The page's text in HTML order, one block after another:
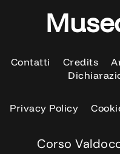
Contatti Credits
Privacy Policy
Corso